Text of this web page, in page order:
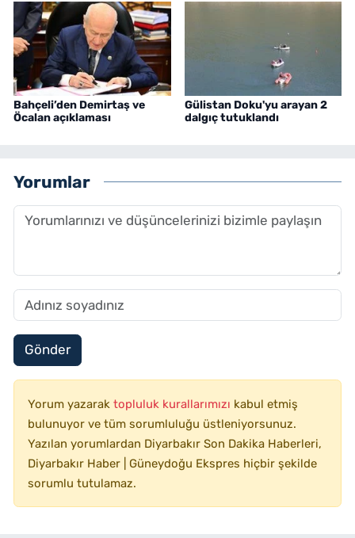
Bahçeli’den Demirtaş ve
Öcalan açıklaması
Gülistan Doku'yu arayan 2
dalgıç tutuklandı
Yorumlar
Gönder
Yorum yazarak topluluk kurallarımızı kabul etmiş
bulunuyor ve tüm sorumluluğu üstleniyorsunuz.
Yazılan yorumlardan Diyarbakır Son Dakika Haberleri,
Diyarbakır Haber | Güneydoğu Ekspres hiçbir şekilde
sorumlu tutulamaz.